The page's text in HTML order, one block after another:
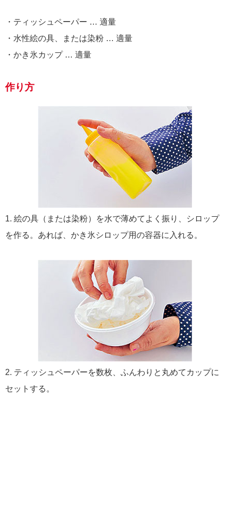
・ティッシュペーパー … 適量
・水性絵の具、または染粉 … 適量
・かき氷カップ … 適量
作り方
1. 絵の具（または染粉）を水で薄めてよく振り、シロップ
を作る。あれば、かき氷シロップ用の容器に入れる。
2. ティッシュペーパーを数枚、ふんわりと丸めてカップに
セットする。